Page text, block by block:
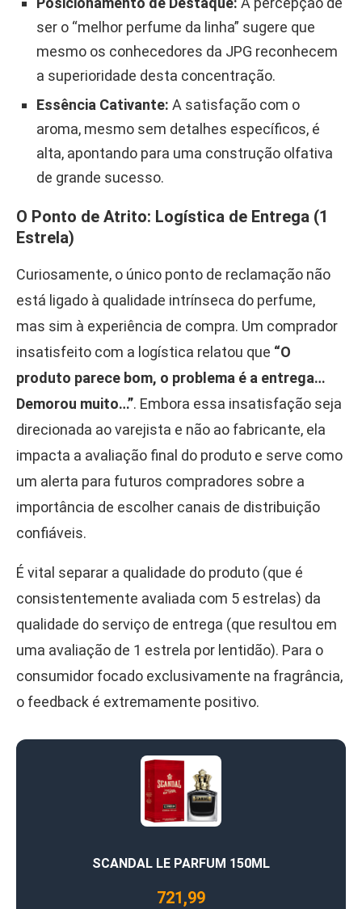
ser o “melhor perfume da linha” sugere que
mesmo os conhecedores da JPG reconhecem
a superioridade desta concentração.
Essência Cativante: A satisfação com o
aroma, mesmo sem detalhes específicos, é
alta, apontando para uma construção olfativa
de grande sucesso.
O Ponto de Atrito: Logística de Entrega (1
Estrela)
Curiosamente, o único ponto de reclamação não
está ligado à qualidade intrínseca do perfume,
mas sim à experiência de compra. Um comprador
insatisfeito com a logística relatou que “O
produto parece bom, o problema é a entrega…
Demorou muito…”. Embora essa insatisfação seja
direcionada ao varejista e não ao fabricante, ela
impacta a avaliação final do produto e serve como
um alerta para futuros compradores sobre a
importância de escolher canais de distribuição
confiáveis.
É vital separar a qualidade do produto (que é
consistentemente avaliada com 5 estrelas) da
qualidade do serviço de entrega (que resultou em
uma avaliação de 1 estrela por lentidão). Para o
consumidor focado exclusivamente na fragrância,
o feedback é extremamente positivo.
SCANDAL LE PARFUM 150ML
721,99